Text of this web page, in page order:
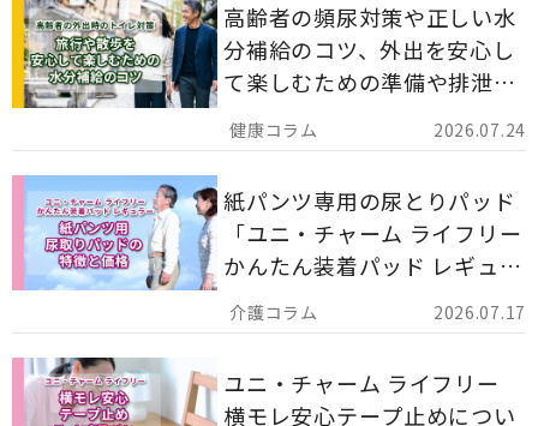
2026.07.24
高齢者の頻尿対策や正しい水
分補給のコツ、外出を安心し
て楽しむための準備や排泄ケ
ア用品の選び方を解説しま
す。
2026.07.17
紙パンツ専用の尿とりパッド
「ユニ・チャーム ライフリー
かんたん装着パッド レギュラ
ー 計162枚」について解説し
ます。
ユニ・チャーム ライフリー
横モレ安心テープ止めについ